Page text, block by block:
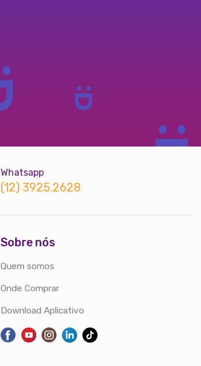
Whatsapp
(12) 3925.2628
Sobre nós
Quem somos
Onde Comprar
Download Aplicativo